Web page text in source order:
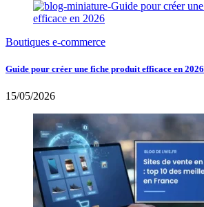
Boutiques e-commerce
Guide pour créer une fiche produit efficace en 2026
15/05/2026